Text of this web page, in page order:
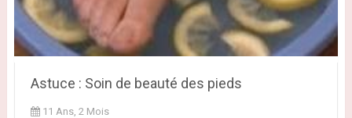
Astuce : Soin de beauté des pieds
11 Ans, 2 Mois